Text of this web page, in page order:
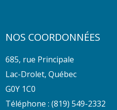
NOS COORDONNÉES
685, rue Principale
Lac-Drolet, Québec
G0Y 1C0
Téléphone :(819) 549-2332